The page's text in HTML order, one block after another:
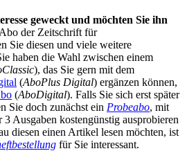
geweckt und möchten Sie ihn
der Zeitschrift für
Sie diesen und viele weitere
haben die Wahl zwischen einem
), das Sie gern mit dem
(AboPlus Digital) ergänzen können,
(AboDigital). Falls Sie sich erst später
Sie doch zunächst ein Probeabo, mit
Ausgaben kostengünstig ausprobieren
diesen einen Artikel lesen möchten, ist
für Sie interessant.